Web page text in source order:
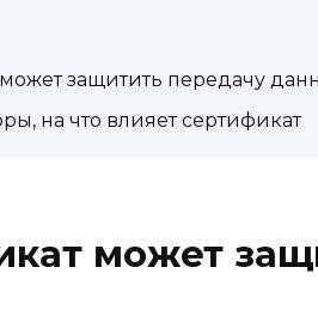
защитить передачу
на что влияет сертификат
может